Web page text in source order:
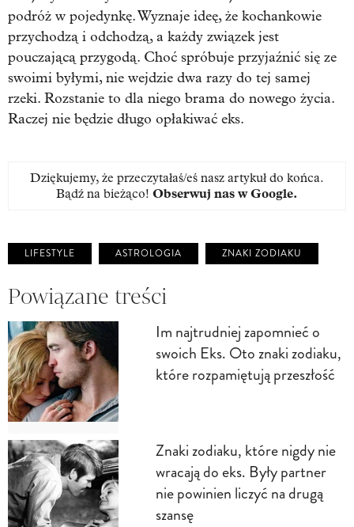
podróż w pojedynkę. Wyznaje ideę, że kochankowie
przychodzą i odchodzą, a każdy związek jest
pouczającą przygodą. Choć spróbuje przyjaźnić się ze
swoimi byłymi, nie wejdzie dwa razy do tej samej
rzeki. Rozstanie to dla niego brama do nowego życia.
Raczej nie będzie długo opłakiwać eks.
Dziękujemy, że przeczytałaś/eś nasz artykuł do końca.
Bądź na bieżąco! Obserwuj nas w Google.
LIFESTYLE ASTROLOGIA ZNAKI ZODIAKU
Powiązane treści
Im najtrudniej zapomnieć o
swoich Eks. Oto znaki zodiaku,
które rozpamiętują przeszłość
Znaki zodiaku, które nigdy nie
wracają do eks. Były partner
nie powinien liczyć na drugą
szansę